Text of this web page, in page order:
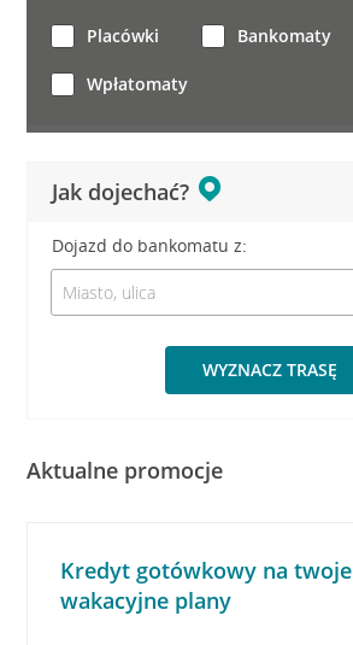
Jak dojechać?
Dojazd do bankomatu z:
WYZNACZ TRASĘ
Placówki Bankomaty
Wpłatomaty
Aktualne promocje
Kredyt gotówkowy na twoje
wakacyjne plany